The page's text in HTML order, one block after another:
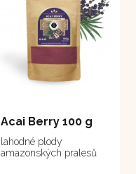
Acai Berry 100 g
lahodné plody
amazonských pralesů